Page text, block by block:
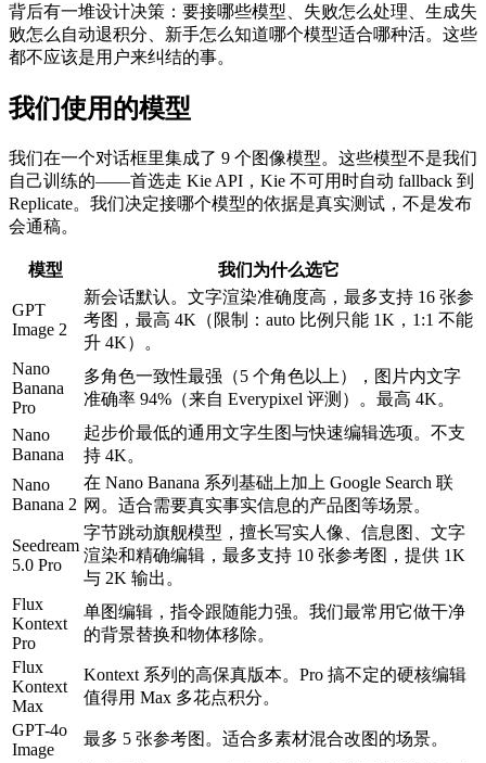
背后有一堆设计决策：要接哪些模型、失败怎么处理、生成失
败怎么自动退积分、新手怎么知道哪个模型适合哪种活。这些
都不应该是用户来纠结的事。
我们使用的模型
我们在一个对话框里集成了 9 个图像模型。这些模型不是我们
自己训练的——首选走 Kie API，Kie 不可用时自动 fallback 到
Replicate。我们决定接哪个模型的依据是真实测试，不是发布
会通稿。
模型 我们为什么选它
GPT
Image 2
新会话默认。文字渲染准确度高，最多支持 16 张参
考图，最高 4K（限制：auto 比例只能 1K，1:1 不能
升 4K）。
Nano
Banana
Pro
多角色一致性最强（5 个角色以上），图片内文字
准确率 94%（来自 Everypixel 评测）。最高 4K。
Nano
Banana
起步价最低的通用文字生图与快速编辑选项。不支
持 4K。
Nano
Banana 2
在 Nano Banana 系列基础上加上 Google Search 联
网。适合需要真实事实信息的产品图等场景。
Seedream
5.0 Pro
字节跳动旗舰模型，擅长写实人像、信息图、文字
渲染和精确编辑，最多支持 10 张参考图，提供 1K
与 2K 输出。
Flux
Kontext
Pro
单图编辑，指令跟随能力强。我们最常用它做干净
的背景替换和物体移除。
Flux
Kontext
Max
Kontext 系列的高保真版本。Pro 搞不定的硬核编辑
值得用 Max 多花点积分。
GPT-4o
Image
最多 5 张参考图。适合多素材混合改图的场景。